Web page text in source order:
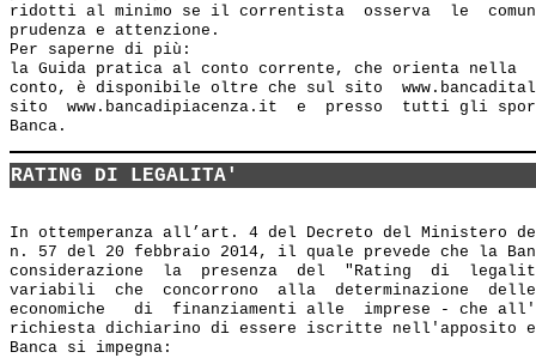
ridotti al minimo se il correntista  osserva  le
prudenza e attenzione.
Per saperne di più:
la Guida pratica al conto corrente, che orienta
conto, è disponibile oltre che sul sito
sito  www.bancadipiacenza.it  e  presso  tutti gli
RATING DI LEGALITA'
In ottemperanza all’art. 4 del Decreto del Ministero
n. 57 del 20 febbraio 2014, il quale prevede che la
considerazione  la  presenza  del  "Rating  di
variabili  che  concorrono  alla  determinazione
economiche   di  finanziamenti alle  imprese - che
richiesta dichiarino di essere iscritte nell'apposito
Banca si impegna: